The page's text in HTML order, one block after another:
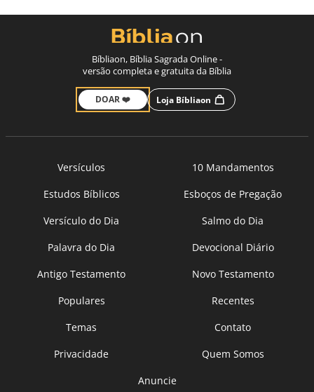
Bíbliaon, Bíblia Sagrada Online -
versão completa e gratuita da Bíblia
DOAR ❤️ Loja Bíbliaon
Versículos
10 Mandamentos
Estudos Bíblicos
Esboços de Pregação
Versículo do Dia
Salmo do Dia
Palavra do Dia
Devocional Diário
Antigo Testamento
Novo Testamento
Populares
Recentes
Temas
Contato
Privacidade
Quem Somos
Anuncie